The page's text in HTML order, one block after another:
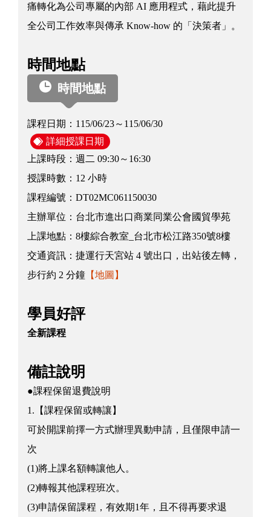
痛轉化為公司專屬的內部 AI 應用程式，藉此提升
全公司工作效率與傳承 Know-how 的「決策者」。
時間地點
時間地點
課程日期： 115/06/23～115/06/30
詳細授課日期
上課時段： 週二 09:30～16:30
授課時數： 12 小時
課程編號： DT02MC061150030
主辦單位： 台北市進出口商業同業公會國貿學苑
上課地點： 8樓綜合教室_台北市松江路350號8樓
交通資訊： 捷運行天宮站 4 號出口，出站後左轉，
步行約 2 分鐘 【地圖】
學員好評
全新課程
備註說明
●課程保留退費說明
1.【課程保留或轉讓】
可於開課前擇一方式辦理異動申請，且僅限申請一
次
(1)將上課名額轉讓他人。
(2)轉報其他課程班次。
(3)申請保留課程，有效期1年，且不得再要求退